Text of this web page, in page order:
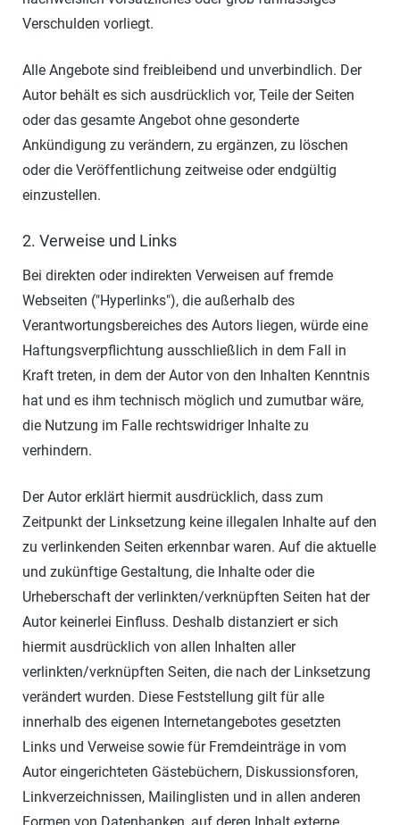
Verschulden vorliegt.
Alle Angebote sind freibleibend und unverbindlich. Der
Autor behält es sich ausdrücklich vor, Teile der Seiten
oder das gesamte Angebot ohne gesonderte
Ankündigung zu verändern, zu ergänzen, zu löschen
oder die Veröffentlichung zeitweise oder endgültig
einzustellen.
2. Verweise und Links
Bei direkten oder indirekten Verweisen auf fremde
Webseiten ("Hyperlinks"), die außerhalb des
Verantwortungsbereiches des Autors liegen, würde eine
Haftungsverpflichtung ausschließlich in dem Fall in
Kraft treten, in dem der Autor von den Inhalten Kenntnis
hat und es ihm technisch möglich und zumutbar wäre,
die Nutzung im Falle rechtswidriger Inhalte zu
verhindern.
Der Autor erklärt hiermit ausdrücklich, dass zum
Zeitpunkt der Linksetzung keine illegalen Inhalte auf den
zu verlinkenden Seiten erkennbar waren. Auf die aktuelle
und zukünftige Gestaltung, die Inhalte oder die
Urheberschaft der verlinkten/verknüpften Seiten hat der
Autor keinerlei Einfluss. Deshalb distanziert er sich
hiermit ausdrücklich von allen Inhalten aller
verlinkten/verknüpften Seiten, die nach der Linksetzung
verändert wurden. Diese Feststellung gilt für alle
innerhalb des eigenen Internetangebotes gesetzten
Links und Verweise sowie für Fremdeinträge in vom
Autor eingerichteten Gästebüchern, Diskussionsforen,
Linkverzeichnissen, Mailinglisten und in allen anderen